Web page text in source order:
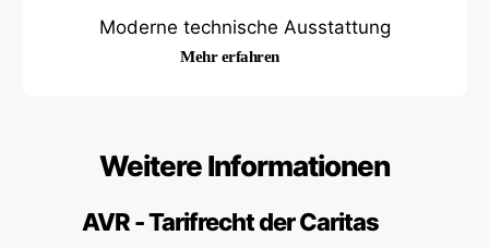
Moderne technische Ausstattung
Mehr erfahren
Weitere Informationen
AVR - Tarifrecht der Caritas